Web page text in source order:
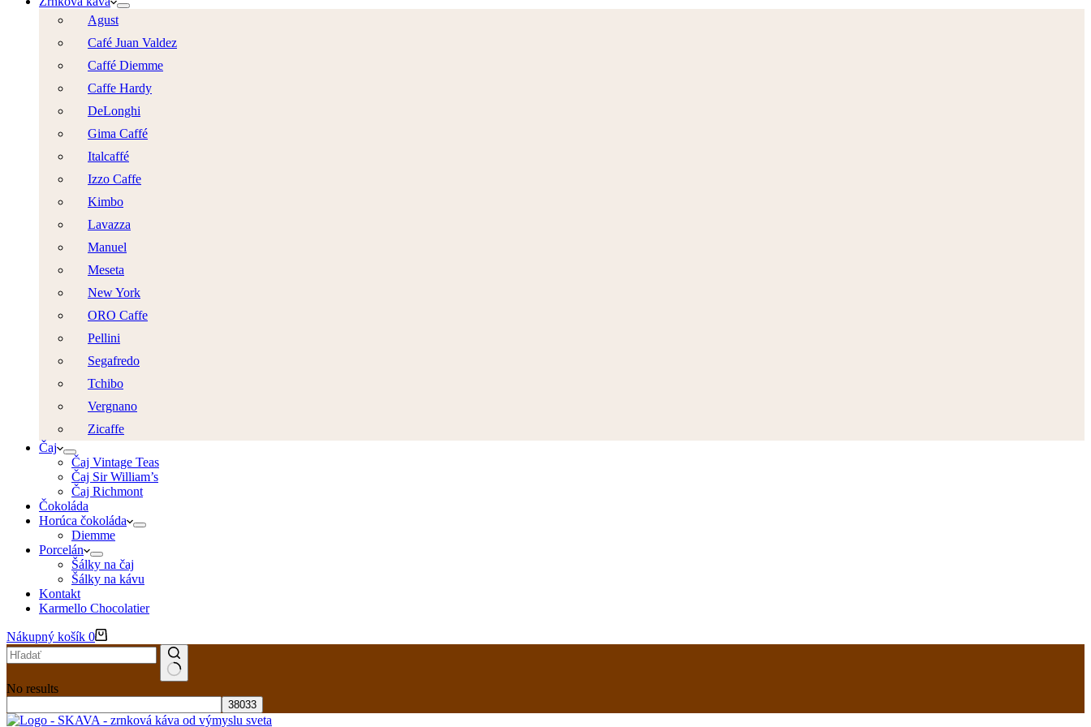
Agust
Café Juan Valdez
Caffé Diemme
Caffe Hardy
DeLonghi
Gima Caffé
Italcaffé
Izzo Caffe
Kimbo
Lavazza
Manuel
Meseta
New York
ORO Caffe
Pellini
Segafredo
Tchibo
Vergnano
Zicaffe
Čaj
Čaj Vintage Teas
Čaj Sir William’s
Čaj Richmont
Čokoláda
Horúca čokoláda
Diemme
Porcelán
Šálky na čaj
Šálky na kávu
Kontakt
Karmello Chocolatier
Nákupný košík 0
No results